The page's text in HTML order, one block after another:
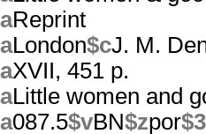
Reprint
London$cJ. M.
XVII, 451 p.
Little women and
087.5$vBN$zpor$3